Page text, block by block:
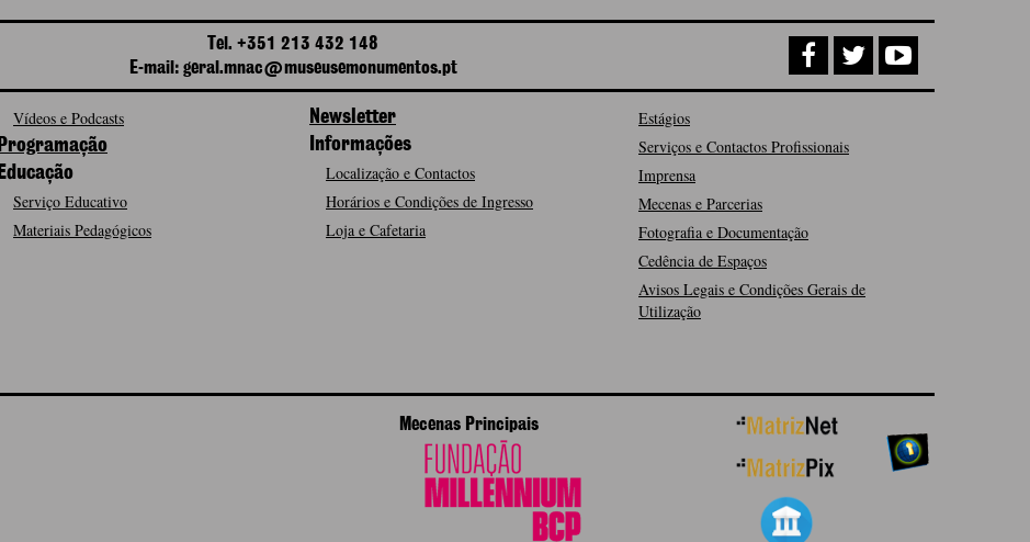
Tel. +351 213 432 148
E-mail: geral.mnac@museusemonumentos.pt
Vídeos e Podcasts
Programação
Educação
Serviço Educativo
Materiais Pedagógicos
Newsletter
Informações
Localização e Contactos
Horários e Condições de Ingresso
Loja e Cafetaria
Estágios
Serviços e Contactos Profissionais
Imprensa
Mecenas e Parcerias
Fotografia e Documentação
Cedência de Espaços
Avisos Legais e Condições Gerais de
Utilização
Mecenas Principais